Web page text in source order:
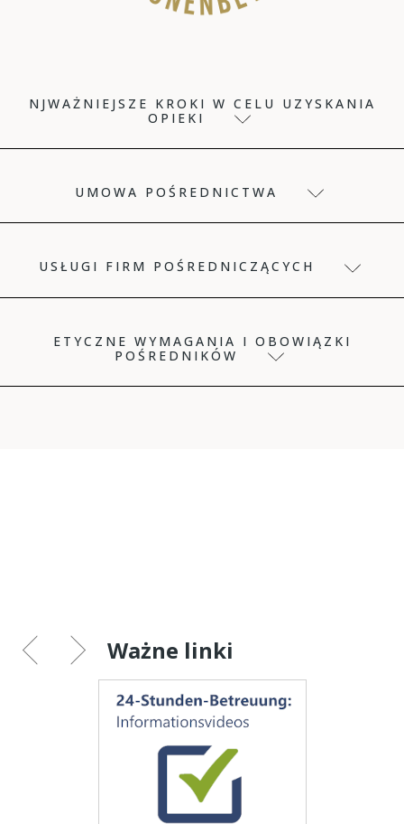
NJWAŻNIEJSZE KROKI W CELU UZYSKANIA
OPIEKI
UMOWA POŚREDNICTWA
USŁUGI FIRM POŚREDNICZĄCYCH
ETYCZNE WYMAGANIA I OBOWIĄZKI
POŚREDNIKÓW
Ważne linki